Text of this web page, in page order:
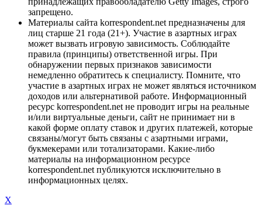
запрещено.
Материалы сайта korrespondent.net предназначены для
лиц старше 21 года (21+). Участие в азартных играх
может вызвать игровую зависимость. Соблюдайте
правила (принципы) ответственной игры. При
обнаружении первых признаков зависимости
немедленно обратитесь к специалисту. Помните, что
участие в азартных играх не может являться источником
доходов или альтернативой работе. Информационный
ресурс korrespondent.net не проводит игры на реальные
и/или виртуальные деньги, сайт не принимает ни в
какой форме оплату ставок и других платежей, которые
связаны/могут быть связаны с азартными играми,
букмекерами или тотализаторами. Какие-либо
материалы на информационном ресурсе
korrespondent.net публикуются исключительно в
информационных целях.
X